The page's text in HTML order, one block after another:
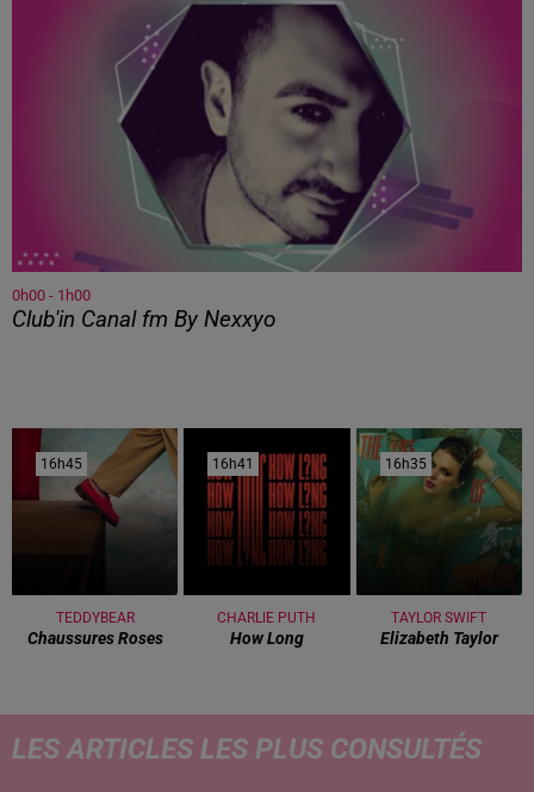
0h00 - 1h00
Club'in Canal fm By Nexxyo
16h45
16h45
TEDDYBEAR
Chaussures Roses
16h41
16h41
CHARLIE PUTH
How Long
16h35
16h35
TAYLOR SWIFT
Elizabeth Taylor
LES ARTICLES LES PLUS CONSULTÉS